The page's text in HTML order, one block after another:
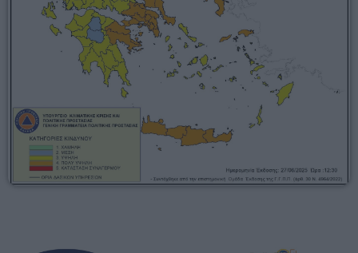
ERKO
00:00 - 03:00
ΕΡΚΟ
03:00 - 07:00